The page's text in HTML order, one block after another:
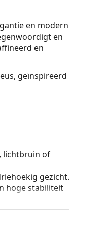
en modern
en
en
geïnspireerd
lichtbruin of
gezicht.
hoge stabiliteit
aan te
door een